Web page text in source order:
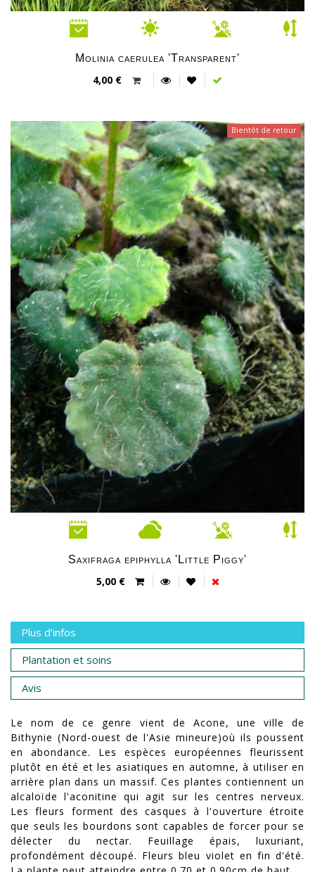
Molinia caerulea 'Transparent'
4,00 €
Bientôt de retour
Saxifraga epiphylla 'Little Piggy'
5,00 €
Plus d'infos
Plantation et soins
Avis
Le nom de ce genre vient de Acone, une ville de
Bithynie (Nord-ouest de l'Asie mineure)où ils poussent
en abondance. Les espèces européennes fleurissent
plutôt en été et les asiatiques en automne, à utiliser en
arrière plan dans un massif. Ces plantes contiennent un
alcaloïde l'aconitine qui agit sur les centres nerveux.
Les fleurs forment des casques à l'ouverture étroite
que seuls les bourdons sont capables de forcer pour se
délecter du nectar. Feuillage épais, luxuriant,
profondément découpé. Fleurs bleu violet en fin d'été.